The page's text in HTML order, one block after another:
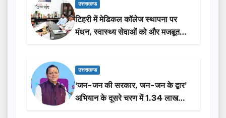
उत्तराखण्ड
टिहरी में मेडिकल कॉलेज स्थापना पर
मंथन, स्वास्थ्य सेवाओं को और मजबूत
करेगी सरकार: मुख्यमंत्री धामी…
उत्तराखण्ड
‘जन-जन की सरकार, जन-जन के द्वार’
अभियान के दूसरे चरण में 1.34 लाख
लोगों की भागीदारी…